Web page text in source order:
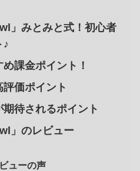
」みとみと式！初心者
♪
課金ポイント！
価ポイント
待されるポイント
」のレビュー
ューの声